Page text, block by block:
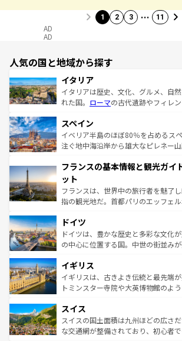
1 2 3 … 11
AD
AD
人気の国と地域から探す
イタリア
イタリアは歴史、文化、グルメ、自
れた国。 ローマの古代遺跡やフィレ
ろん、トスカーナの美しい田園風景や
景など、自然景観も見逃せない。観
ピザやパスタなど、絶品のイタリア
ませてくれるイタリアで、忘れられ
なお、新着のイタリア情報は
しい。
スペイン
イベリア半島のほぼ80％を占めるス
注ぐ地中海沿岸から雄大なピレネー
文化が根付くこの国では、情熱的な
れる闘牛、そして美味しいタパスが生
る。首都マドリードの洗練された雰
アートに溢れた街角から、地方では
せる。地方によって風土や気候が異な
性で訪れる人を魅了
ンテンツ一覧を参照してほしい。
フランスの基本情報と観光ガイ
ット
フランスは、世界中の旅行者を魅了
指の観光地だ。首都パリのエッフェ
で、幅広い魅力が詰まっている。華麗
聖堂、美しいビーチ、そして豊かな
から魅了する。また、フランスは美
いる。シャンパンの発祥地であるラン
香り高いラベンダー畑など、多彩な
らに、パリ以外の地域にも魅力が溢
れる地方に足を運ぶとそれぞれで全く
きるだろう。 なお、新着のフラン
を参照してほしい。
ドイツ
ドイツは、豊かな歴史と多彩な文化
の中心に位置する国。中世の街並み
顔を持つこの国は、どこを歩いても飽
ルリンの文化的活気、バイエルン州
してライン川沿いのワイン畑といっ
は、お酒好きな人にはぜひ体験してほしい。 なお
ドイツ情報はコンテンツ一覧を参照
イギリス
イギリスは、古きよき伝統と最先端
トミンスター寺院や大英博物館のよ
リアごとに異なる魅力がある。また、
ティー、ビール好きにはたまらない
戦など、本場だからこそできる体験
スイス
スイスの国土面積は九州ほどの広さ
な交通網が整備されており、初心者